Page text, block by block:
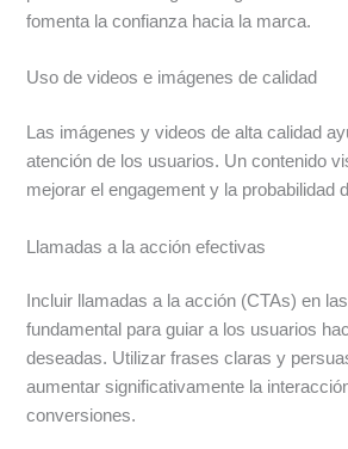
fomenta la confianza hacia la marca.
Uso de videos e imágenes de calidad
Las imágenes y videos de alta calidad
atención de los usuarios. Un contenido
mejorar el engagement y la probabilidad
Llamadas a la acción efectivas
Incluir llamadas a la acción (CTAs) en
fundamental para guiar a los usuarios
deseadas. Utilizar frases claras y
aumentar significativamente la
conversiones.